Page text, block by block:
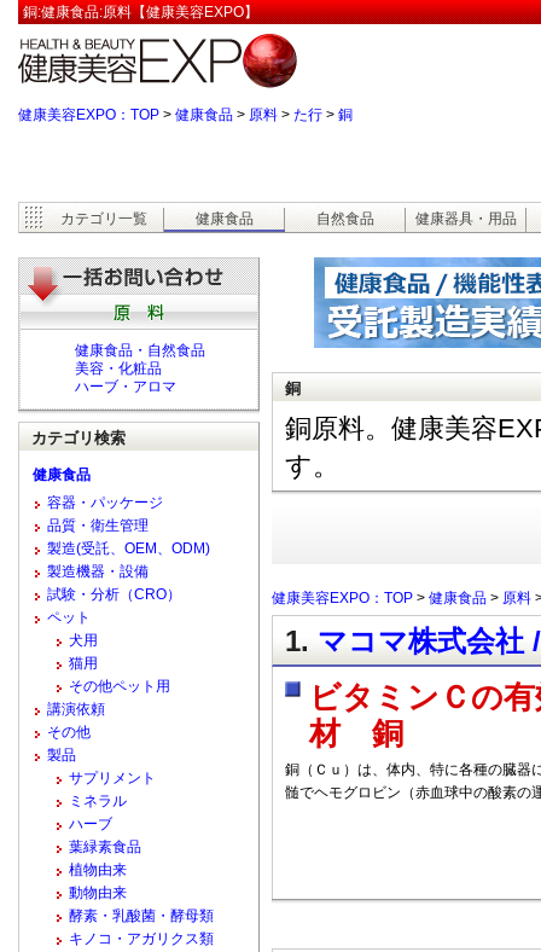
銅:健康食品:原料【健康美容EXPO】
健康美容EXPO：TOP > 健康食品 > 原料 > た行 > 銅
カテゴリ一覧 健康食品 自然食品 健康器具・用品
銅
銅原料。健康美容
す。
健康美容EXPO：TOP > 健康食品 > 原料
1. マコマ株式会社
ビタミンＣの
材 銅
銅（Ｃｕ）は、体内、特に各種の臓器
髄でヘモグロビン（赤血球中の酸素の
健康食品・自然食品
美容・化粧品
ハーブ・アロマ
カテゴリ検索
健康食品
容器・パッケージ
品質・衛生管理
製造(受託、OEM、ODM)
製造機器・設備
試験・分析（CRO）
ペット
犬用
猫用
その他ペット用
講演依頼
その他
製品
サプリメント
ミネラル
ハーブ
葉緑素食品
植物由来
動物由来
酵素・乳酸菌・酵母類
キノコ・アガリクス類